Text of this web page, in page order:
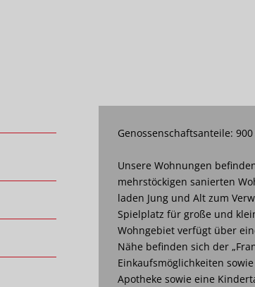
Genossenschaftsanteile: 900
Unsere Wohnungen
mehrstöckigen sanierten
laden Jung und Alt zum
Spielplatz für große und
Wohngebiet verfügt über
Nähe befinden sich der
Einkaufsmöglichkeiten
Apotheke sowie eine